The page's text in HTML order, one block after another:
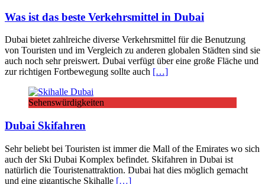
Was ist das beste Verkehrsmittel in Dubai
Dubai bietet zahlreiche diverse Verkehrsmittel für die Benutzung
von Touristen und im Vergleich zu anderen globalen Städten sind sie
auch noch sehr preiswert. Dubai verfügt über eine große Fläche und
zur richtigen Fortbewegung sollte auch […]
Sehenswürdigkeiten
Dubai Skifahren
Sehr beliebt bei Touristen ist immer die Mall of the Emirates wo sich
auch der Ski Dubai Komplex befindet. Skifahren in Dubai ist
natürlich die Touristenattraktion. Dubai hat dies möglich gemacht
und eine gigantische Skihalle […]